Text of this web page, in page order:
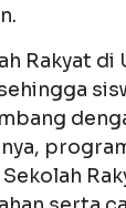
Rakyat di